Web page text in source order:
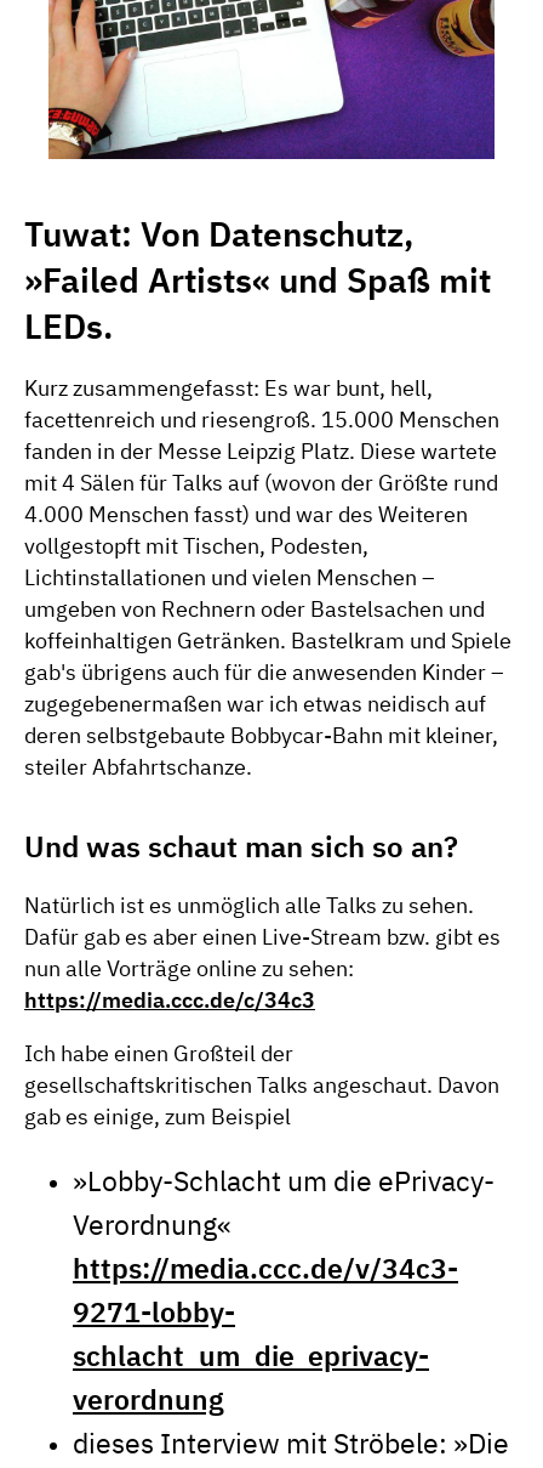
Tuwat: Von Datenschutz,
»Failed Artists« und Spaß mit
LEDs.
Kurz zusammengefasst: Es war bunt, hell,
facettenreich und riesengroß. 15.000 Menschen
fanden in der Messe Leipzig Platz. Diese wartete
mit 4 Sälen für Talks auf (wovon der Größte rund
4.000 Menschen fasst) und war des Weiteren
vollgestopft mit Tischen, Podesten,
Lichtinstallationen und vielen Menschen –
umgeben von Rechnern oder Bastelsachen und
koffeinhaltigen Getränken. Bastelkram und Spiele
gab's übrigens auch für die anwesenden Kinder –
zugegebenermaßen war ich etwas neidisch auf
deren selbstgebaute Bobbycar-Bahn mit kleiner,
steiler Abfahrtschanze.
Und was schaut man sich so an?
Natürlich ist es unmöglich alle Talks zu sehen.
Dafür gab es aber einen Live-Stream bzw. gibt es
nun alle Vorträge online zu sehen:
https://media.ccc.de/c/34c3
Ich habe einen Großteil der
gesellschaftskritischen Talks angeschaut. Davon
gab es einige, zum Beispiel
»Lobby-Schlacht um die ePrivacy-
Verordnung«
https://media.ccc.de/v/34c3-
9271-lobby-
schlacht_um_die_eprivacy-
verordnung
dieses Interview mit Ströbele: »Die